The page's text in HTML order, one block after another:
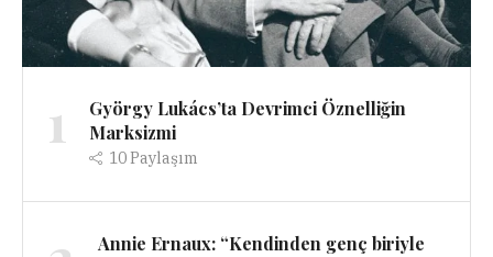
1
György Lukács’ta Devrimci Öznelliğin
Marksizmi
10Paylaşım
Annie Ernaux: “Kendinden genç biriyle